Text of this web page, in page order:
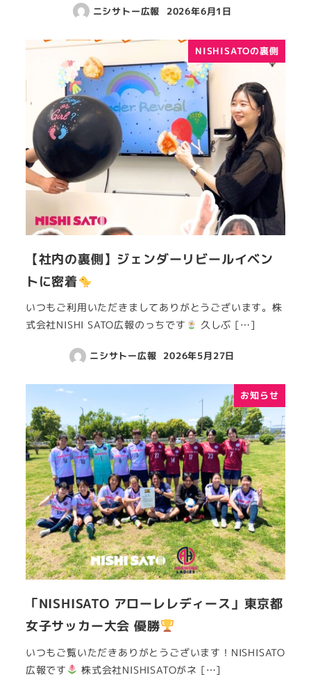
ニシサトー広報 2026年6月1日
NISHISATOの裏側
【社内の裏側】ジェンダーリビールイベン
トに密着
いつもご利用いただきましてありがとうございます。株
式会社NISHI SATO広報のっちです
久しぶ […]
ニシサトー広報 2026年5月27日
お知らせ
「NISHISATO アローレレディース」東京都
女子サッカー大会 優勝
いつもご覧いただきありがとうございます！NISHISATO
広報です
株式会社NISHISATOがネ […]